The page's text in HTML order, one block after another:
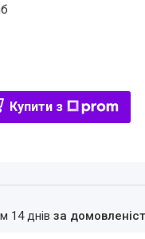
Купити з
14 днів за